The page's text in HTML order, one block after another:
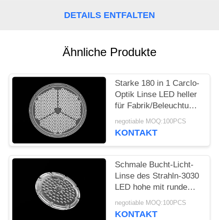
SEITENVERZEICHNIS
DATENSCHUTZ-
BESTIMMUNGEN
DETAILS ENTFALTEN
Ähnliche Produkte
Starke 180 in 1 Carclo-
Optik Linse LED heller
für Fabrik/Beleuchtung
im Freien
negotiable MOQ:100PCS
KONTAKT
Schmale Bucht-Licht-
Linse des Strahln-3030
LED hohe mit runde
Form-Linsen-Gruppe
negotiable MOQ:100PCS
KONTAKT